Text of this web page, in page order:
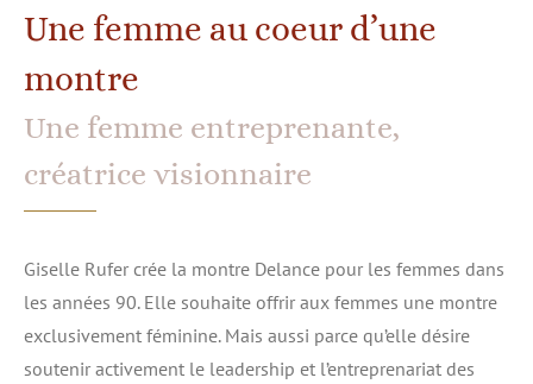
Une femme au coeur d’une
montre
Une femme entreprenante,
créatrice visionnaire
Giselle Rufer crée la montre Delance pour les femmes dans
les années 90. Elle souhaite offrir aux femmes une montre
exclusivement féminine. Mais aussi parce qu’elle désire
soutenir activement le leadership et l’entreprenariat des